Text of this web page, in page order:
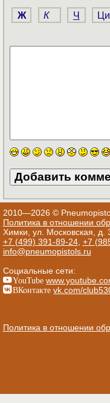
Ж К Ч
2010—2026 ©
Политика в отношении
Химки, ул. Московская, д.
+7 (499) 391-89-24, +7
info@pneumopistols.ru
Социальные сети:
YouTube
ВКонтакте vk.com/
Политика в отношении